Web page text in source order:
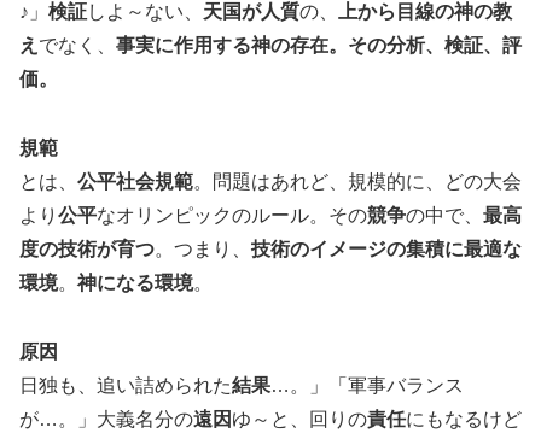
♪」 検証しよ～ない、 天国が人質の、
上から目線の神の教
え でなく、 事実に作用する神の存在。その分析、検証、評
価。
規範
とは、 公平社会規範。問題はあれど、規模的に、どの大会
より 公平なオリンピックのルール。その競争の中で、 最高
度の技術が育つ。つまり、 技術のイメージの集積に最適な
環境。 神になる環境。
原因
日独も、追い詰められた結果…。」「軍事バランス
が…。」大義名分の遠因 ゆ～と、回りの責任にもなるけど